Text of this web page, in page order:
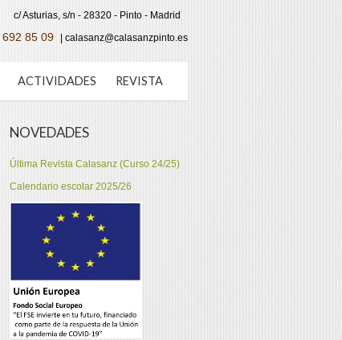
c/ Asturias, s/n - 28320 - Pinto - Madrid
692 85 09 | calasanz@calasanzpinto.es
ACTIVIDADES REVISTA
NOVEDADES
Última Revista Calasanz (Curso 24/25)
Calendario escolar 2025/26